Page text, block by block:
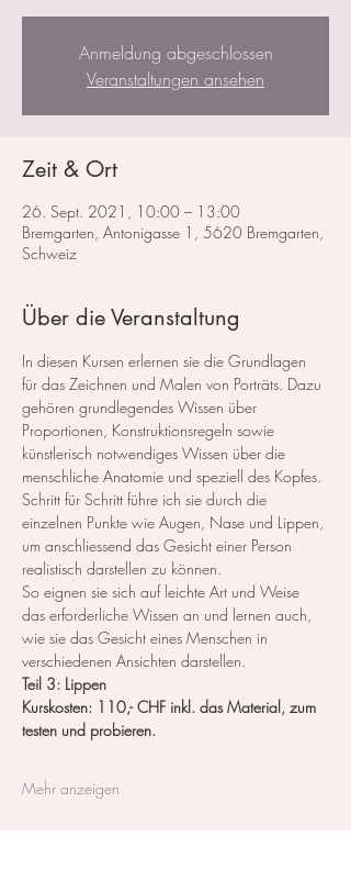
Anmeldung abgeschlossen
Veranstaltungen ansehen
Zeit & Ort
26. Sept. 2021, 10:00 – 13:00
Bremgarten, Antonigasse 1, 5620 Bremgarten,
Schweiz
Über die Veranstaltung
In diesen Kursen erlernen sie die Grundlagen
für das Zeichnen und Malen von Porträts. Dazu
gehören grundlegendes Wissen über
Proportionen, Konstruktionsregeln sowie
künstlerisch notwendiges Wissen über die
menschliche Anatomie und speziell des Kopfes.
Schritt für Schritt führe ich sie durch die
einzelnen Punkte wie Augen, Nase und Lippen,
um anschliessend das Gesicht einer Person
realistisch darstellen zu können.
So eignen sie sich auf leichte Art und Weise
das erforderliche Wissen an und lernen auch,
wie sie das Gesicht eines Menschen in
verschiedenen Ansichten darstellen.
Teil 3: Lippen
Kurskosten: 110,- CHF inkl. das Material, zum
testen und probieren.
Mehr anzeigen